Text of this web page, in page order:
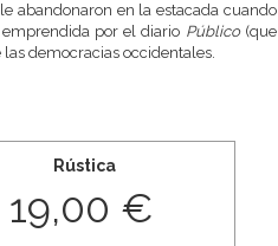
abandonaron en la estacada cuando
por el diario Público(que
democracias occidentales.
Rústica
19,00 €